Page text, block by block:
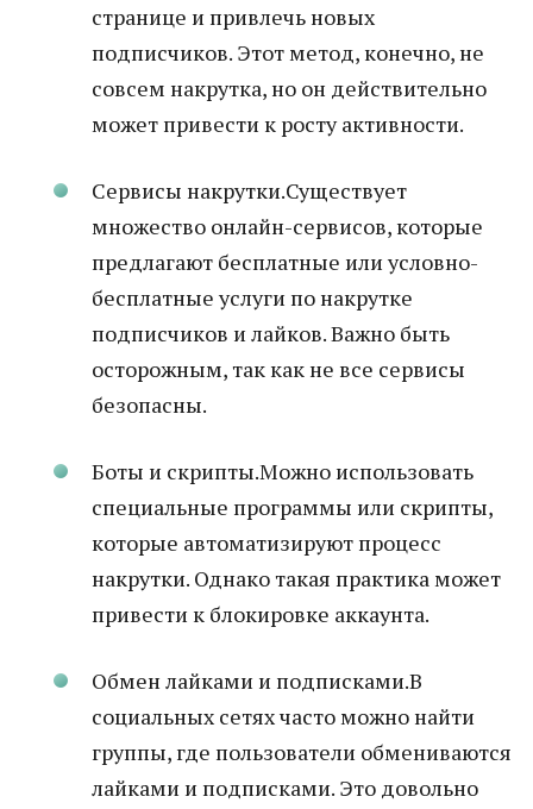
странице и привлечь новых
подписчиков. Этот метод, конечно, не
совсем накрутка, но он действительно
может привести к росту активности.
Сервисы накрутки.Существует
множество онлайн-сервисов, которые
предлагают бесплатные или условно-
бесплатные услуги по накрутке
подписчиков и лайков. Важно быть
осторожным, так как не все сервисы
безопасны.
Боты и скрипты.Можно использовать
специальные программы или скрипты,
которые автоматизируют процесс
накрутки. Однако такая практика может
привести к блокировке аккаунта.
Обмен лайками и подписками.В
социальных сетях часто можно найти
группы, где пользователи обмениваются
лайками и подписками. Это довольно